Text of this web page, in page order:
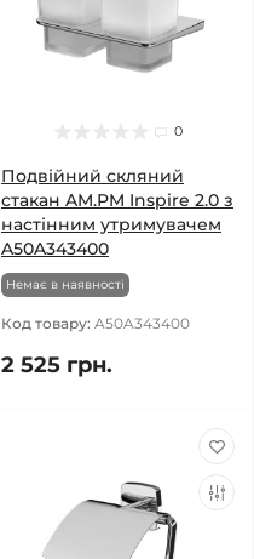
0
Подвійний скляний
стакан AM.PM Inspire 2.0 з
настінним утримувачем
A50A343400
Немає в наявності
Код товару: A50A343400
2 525 грн.